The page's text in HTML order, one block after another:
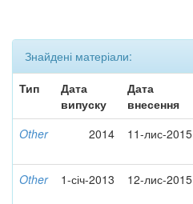
Знайдені матеріали:
Тип
Дата
випуску
Дата
внесення
Other 2014 11-лис-2015
Other 1-січ-2013 12-лис-2015